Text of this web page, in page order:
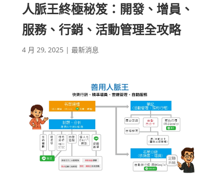
人脈王終極秘笈：開發、增員、
服務、行銷、活動管理全攻略
4 月 29, 2025 | 最新消息